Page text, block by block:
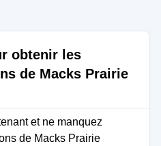
obtenir les
de Macks Prairie
et ne manquez
de Macks Prairie